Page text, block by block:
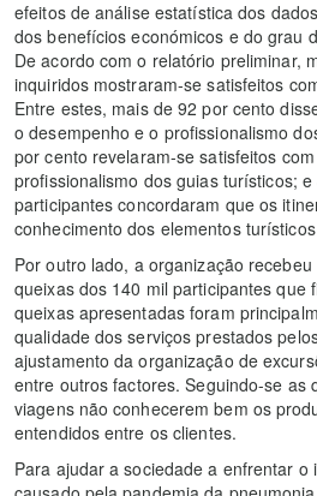
efeitos de análise estatística dos
dos benefícios económicos e do grau
De acordo com o relatório preliminar,
inquiridos mostraram-se satisfeitos
Entre estes, mais de 92 por cento
o desempenho e o profissionalismo
por cento revelaram-se satisfeitos
profissionalismo dos guias turísticos;
participantes concordaram que os
conhecimento dos elementos
Por outro lado, a organização
queixas dos 140 mil participantes que
queixas apresentadas foram
qualidade dos serviços prestados
ajustamento da organização de
entre outros factores. Seguindo-se as
viagens não conhecerem bem os
entendidos entre os clientes.
Para ajudar a sociedade a enfrentar o